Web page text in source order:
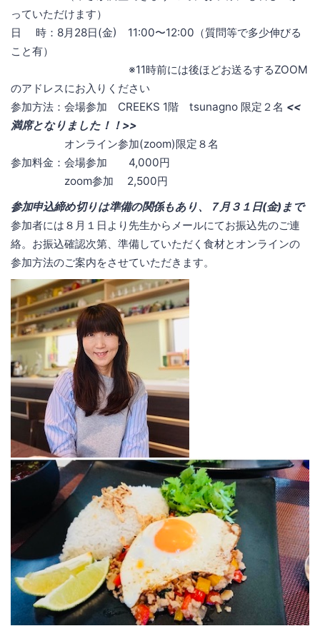
っていただけます）
日 時：8月28日(金) 11:00〜12:00（質問等で多少伸びる
こと有）
※11時前には後ほどお送るするZOOM
のアドレスにお入りください
参加方法：会場参加 CREEKS 1階 tsunagno 限定２名 <<
満席となりました！！>>
オンライン参加(zoom)限定８名
参加料金：会場参加 4,000円
zoom参加 2,500円
参加申込締め切りは準備の関係もあり、７月３１日(金)まで
参加者には８月１日より先生からメールにてお振込先のご連
絡。お振込確認次第、準備していただく食材とオンラインの
参加方法のご案内をさせていただきます。